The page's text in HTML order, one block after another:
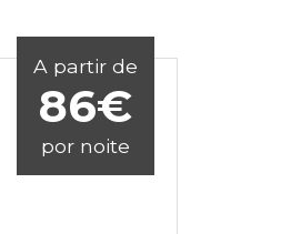
A partir de
86€
por noite